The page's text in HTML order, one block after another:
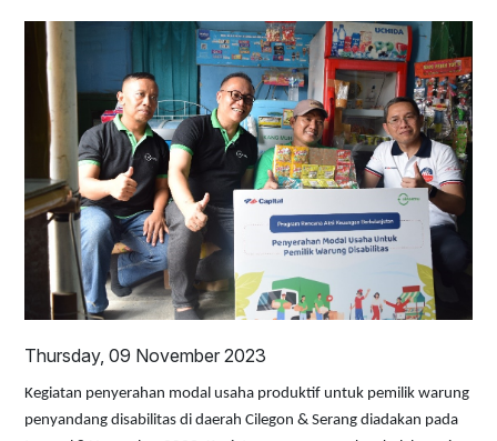
Thursday, 09 November 2023
Kegiatan penyerahan modal usaha produktif untuk pemilik warung
penyandang disabilitas di daerah Cilegon & Serang diadakan pada